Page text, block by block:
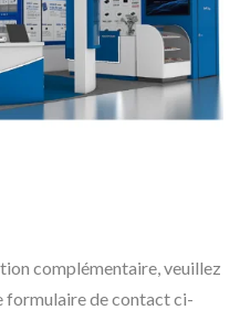
complémentaire, veuillez
formulaire de contact ci-